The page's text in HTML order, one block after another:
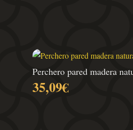
Perchero pared madera
35,09€